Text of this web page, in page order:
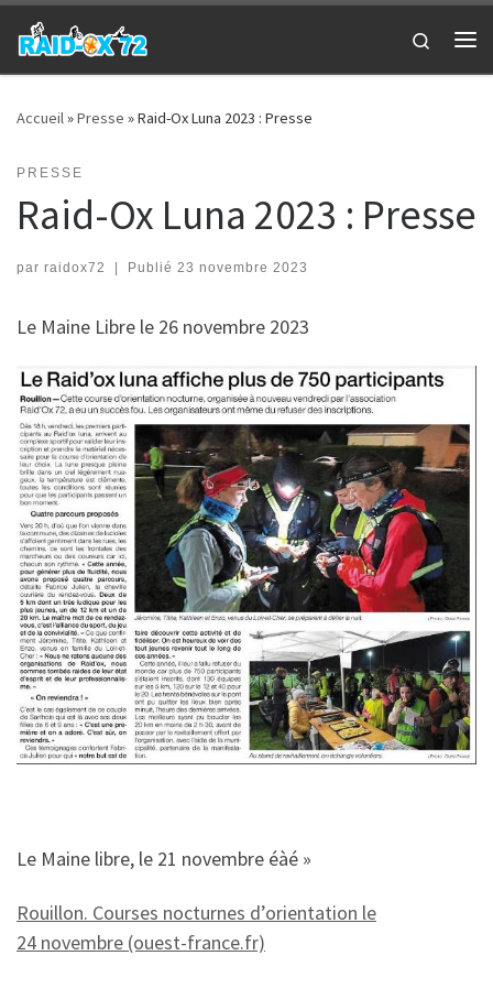
Passer au contenu
Search
Accueil»Presse »Raid-Ox Luna 2023 : Presse
PRESSE
Raid-Ox Luna 2023 : Presse
par raidox72 | Publié 23 novembre 2023
Le Maine Libre le 26 novembre 2023
Le Maine libre, le 21 novembre éàé »
Rouillon. Courses nocturnes d’orientation le
24 novembre (ouest-france.fr)